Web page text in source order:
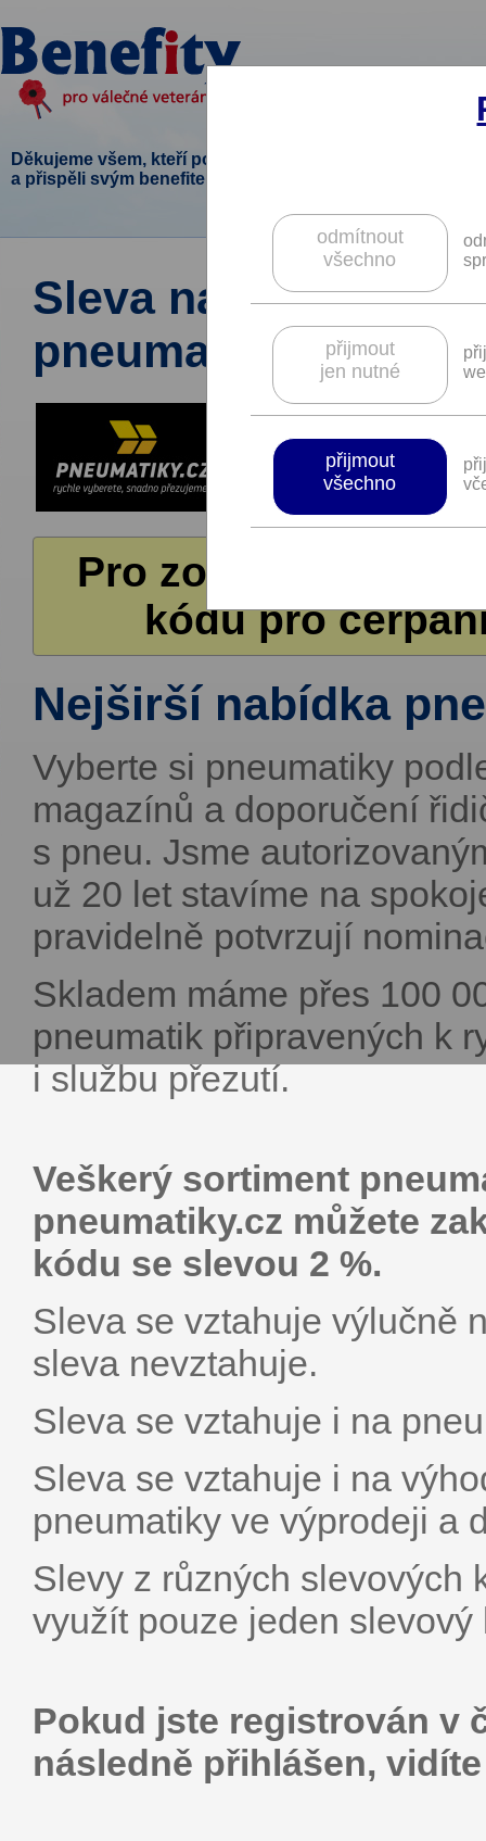
Děkujeme všem, kteří podpořili tento projekt
a přispěli svým benefitem.
odmítnout
všechno
přijmout
jen nutné
přijmout
všechno
Sleva na
pneumatiky.cz.
Pro zobrazení
kódů pro
Nejširší nabídka
Vyberte si pneumatiky
magazínů a doporučení
s pneu. Jsme
už 20 let stavíme na
pravidelně potvrzují
Skladem máme přes 100
pneumatik připravených k
i službu přezutí.
Veškerý sortiment
pneumatiky.cz můžete
kódu se slevou 2 %.
Sleva se vztahuje výlučně
sleva nevztahuje.
Sleva se vztahuje i na
Sleva se vztahuje i na
pneumatiky ve výprodeji a
Slevy z různých slevových
využít pouze jeden
Pokud jste registrován v
následně přihlášen,